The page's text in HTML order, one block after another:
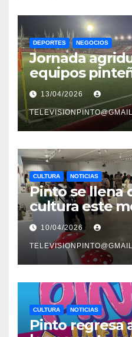
DEPORTES NEGOCIOS
Jornada
equipos
Preferente
Atlético de
amenaza
13/04/2026
CULTURA NOTICIAS
Pinto se llena
cultura este
una variada
exposiciones
10/04/2026
CULTURA NOTICIAS
Pinto regresa